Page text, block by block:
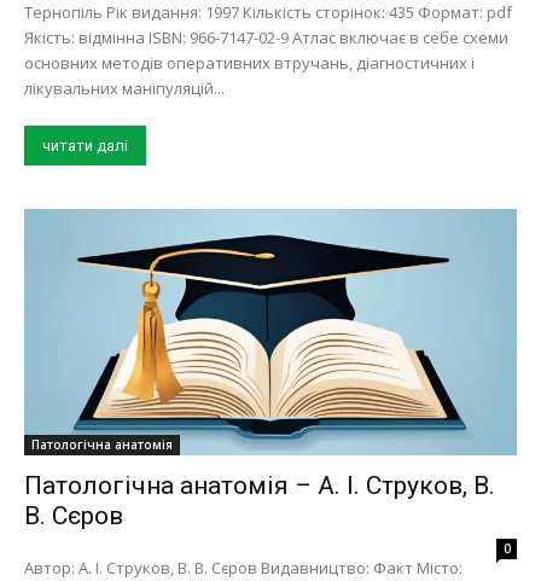
Тернопіль Рік видання: 1997 Кількість сторінок: 435 Формат: pdf
Якість: відмінна ISBN: 966-7147-02-9 Атлас включає в себе схеми
основних методів оперативних втручань, діагностичних і
лікувальних маніпуляцій...
читати далі
Патологічна анатомія
Патологічна анатомія – А. І. Струков, В.
В. Сєров
0
Автор: А. І. Струков, В. В. Сєров Видавництво: Факт Місто: